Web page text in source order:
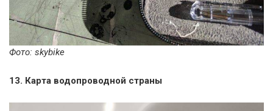
Фото: skybike
13. Карта водопроводной страны